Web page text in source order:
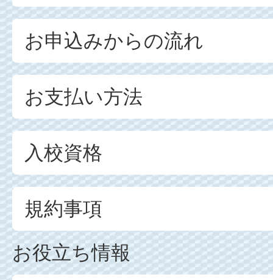
お申込みからの流れ
お支払い方法
入校資格
規約事項
お役立ち情報